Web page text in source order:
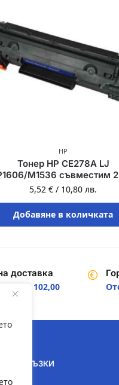
HP
Тонер HP CE278A LJ
M1536 съвместим
5,52€ / 10,80лв.
Добавяне в количката
доставка
над 102,00
лв.
ВРЪЗКИ